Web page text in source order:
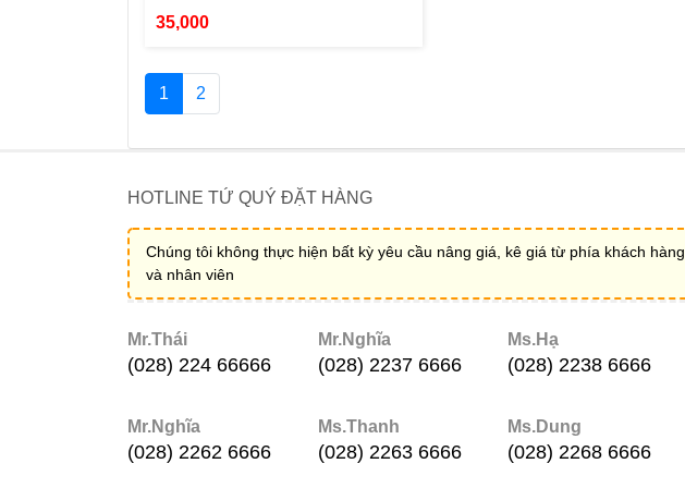
35,000
1 2
HOTLINE TỨ QUÝ ĐẶT HÀNG
Chúng tôi không thực hiện bất kỳ yêu cầu nâng giá, kê giá từ phía khách hàng
và nhân viên
Mr.Thái
(028) 224 66666
Mr.Nghĩa
(028) 2237 6666
Ms.Hạ
(028) 2238 6666
Mr.Nghĩa
(028) 2262 6666
Ms.Thanh
(028) 2263 6666
Ms.Dung
(028) 2268 6666